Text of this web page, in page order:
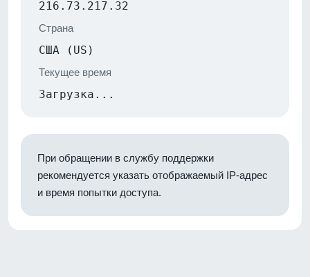
216.73.217.32
Страна
США (US)
Текущее время
Загрузка...
При обращении в службу поддержки
рекомендуется указать отображаемый IP-адрес
и время попытки доступа.